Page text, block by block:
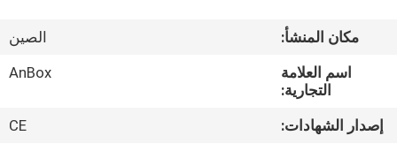
منتجات
معلومات
عنا
مكان المنشأ:
الصين
اسم العلامة
التجارية:
AnBox
إصدار الشهادات:
CE